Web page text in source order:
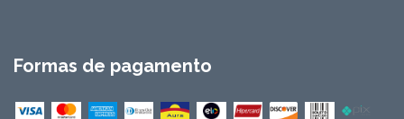
Formas de pagamento